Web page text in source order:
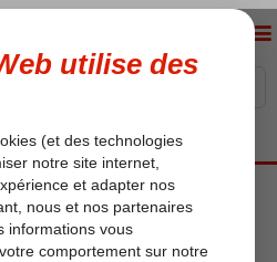
Adeje Be Live Experience La Nina
La Nina